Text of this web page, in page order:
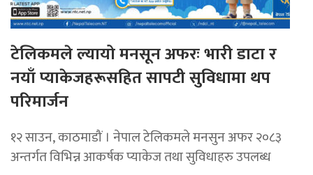
टेलिकमले ल्यायो मनसून अफरः भारी डाटा र
नयाँ प्याकेजहरूसहित सापटी सुविधामा थप
परिमार्जन
१२ साउन, काठमाडौं । नेपाल टेलिकमले मनसुन अफर २०८३
अन्तर्गत विभिन्न आकर्षक प्याकेज तथा सुविधाहरु उपलब्ध